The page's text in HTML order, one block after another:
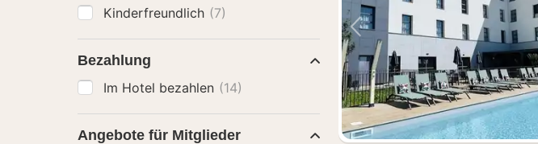
Vorheriges Bild
Kinderfreundlich (7)
Bezahlung
Im Hotel bezahlen (14)
Angebote für Mitglieder